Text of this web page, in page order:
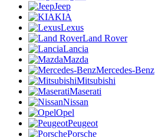
Jeep
KIA
Lexus
Land Rover
Lancia
Mazda
Mercedes-Benz
Mitsubishi
Maserati
Nissan
Opel
Peugeot
Porsche